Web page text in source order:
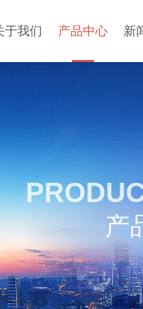
于我们 产品中心 新
产